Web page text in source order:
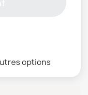
options